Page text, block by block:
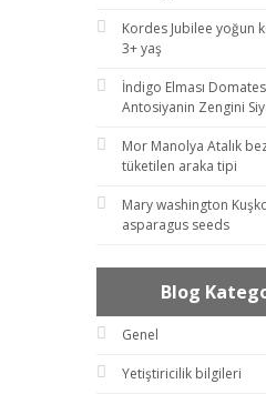
Kordes Jubilee yoğun
3+ yaş
İndigo Elması
Antosiyanin Zengini
Mor Manolya Atalık
tüketilen araka tipi
Mary washington
asparagus seeds
Blog
Genel
Yetiştiricilik bilgileri